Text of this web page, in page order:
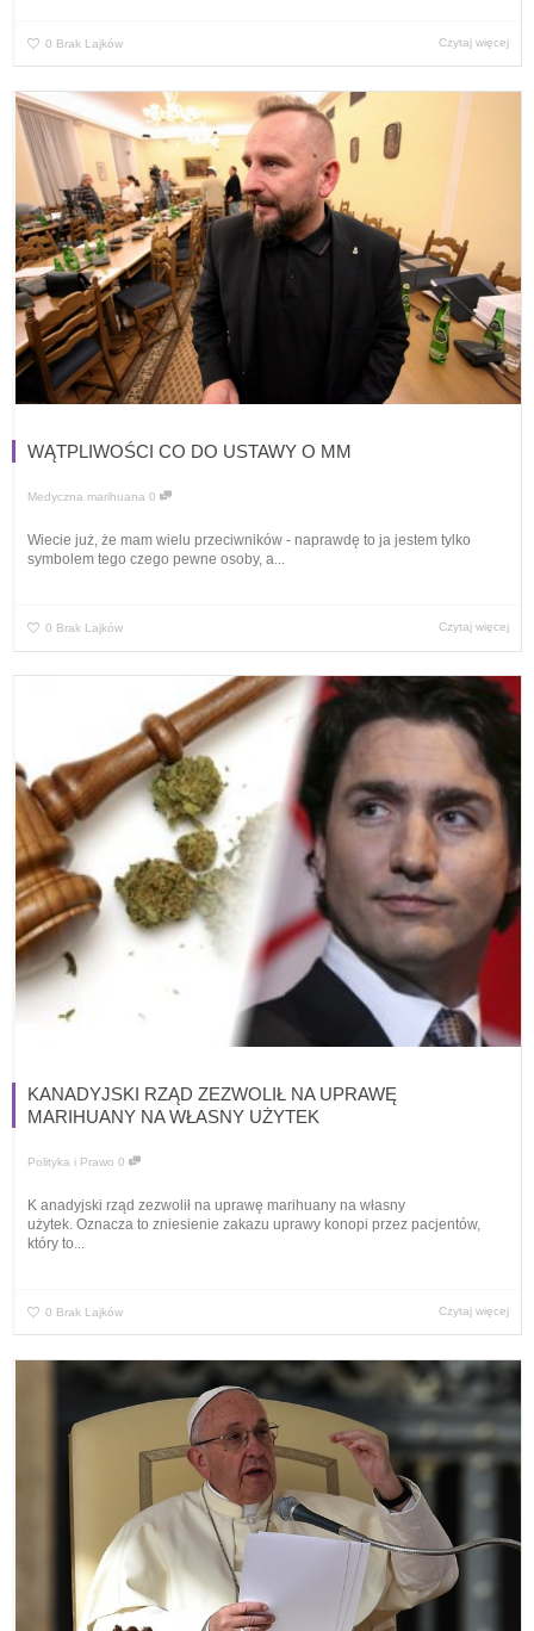
0 Brak Lajków Czytaj więcej
WĄTPLIWOŚCI CO DO USTAWY O MM
Medyczna marihuana 0
Wiecie już, że mam wielu przeciwników - naprawdę to ja jestem tylko
symbolem tego czego pewne osoby, a...
0 Brak Lajków Czytaj więcej
KANADYJSKI RZĄD ZEZWOLIŁ NA UPRAWĘ
MARIHUANY NA WŁASNY UŻYTEK
Polityka i Prawo 0
K anadyjski rząd zezwolił na uprawę marihuany na własny
użytek. Oznacza to zniesienie zakazu uprawy konopi przez pacjentów,
który to...
0 Brak Lajków Czytaj więcej